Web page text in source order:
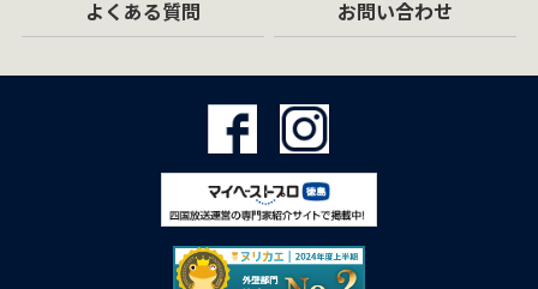
よくある質問 お問い合わせ